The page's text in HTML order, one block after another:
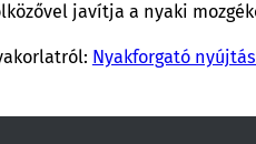
javítja a nyaki
Nyakforgató